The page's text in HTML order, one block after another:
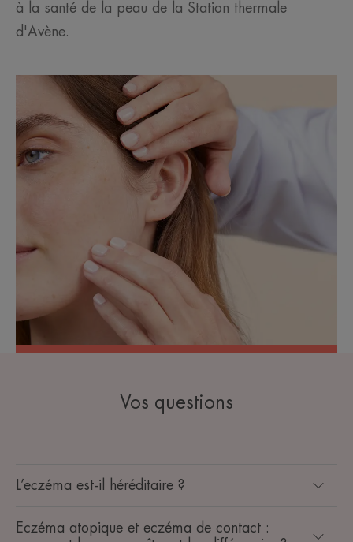
à la santé de la peau de la Station thermale
d'Avène.
Vos questions
L’eczéma est-il héréditaire ?
Eczéma atopique et eczéma de contact :